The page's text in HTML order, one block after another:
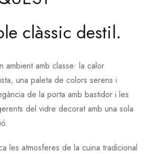
clàssic destil.
ambient amb classe: la calor
una paleta de colors serens i
de la porta amb bastidor i les
del vidre decorat amb una sola
les atmosferes de la cuina tradicional